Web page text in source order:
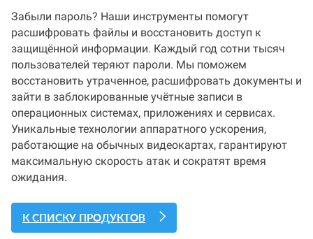
Забыли пароль? Наши инструменты помогут
расшифровать файлы и восстановить доступ к
защищённой информации. Каждый год сотни тысяч
пользователей теряют пароли. Мы поможем
восстановить утраченное, расшифровать документы и
зайти в заблокированные учётные записи в
операционных системах, приложениях и сервисах.
Уникальные технологии аппаратного ускорения,
работающие на обычных видеокартах, гарантируют
максимальную скорость атак и сократят время
ожидания.
К СПИСКУ ПРОДУКТОВ